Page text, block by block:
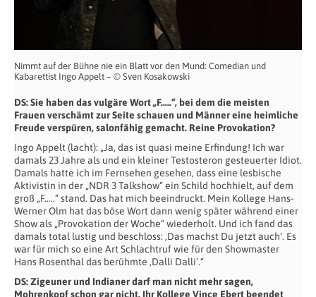
Nimmt auf der Bühne nie ein Blatt vor den Mund: Comedian und
Kabarettist Ingo Appelt – © Sven Kosakowski
DS: Sie haben das vulgäre Wort „F…..“, bei dem die meisten
Frauen verschämt zurSeite schauen und Männer eine heimliche
Freude verspüren, salonfähig gemacht. Reine Provokation?
Ingo Appelt (lacht): „Ja, das ist quasi meine Erfindung! Ich war
damals 23 Jahre als und ein kleiner Testosteron gesteuerter Idiot.
Damals hatte ich im Fernsehen gesehen, dass eine lesbische
Aktivistin in der „NDR 3 Talkshow“ ein Schild hochhielt, auf dem
groß „F…..“ stand. Das hat mich beeindruckt. Mein Kollege Hans-
Werner Olm hat das böse Wort dann wenig später während einer
Show als „Provokation der Woche“ wiederholt. Und ich fand das
damals total lustig und beschloss: ‚Das machst Du jetzt auch‘. Es
war für mich so eine Art Schlachtruf wie für den Showmaster
Hans Rosenthal das berühmte ‚Dalli Dalli‘.“
DS: Zigeuner und Indianer darf man nicht mehr sagen,
Mohrenkopf schon gar nicht. Ihr Kollege Vince Ebert beendet